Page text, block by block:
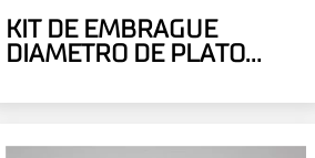
KIT DE EMBRAGUE
DIAMETRO DE PLATO
ECONOMICO